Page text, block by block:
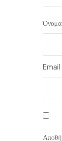
Όνομα
Email